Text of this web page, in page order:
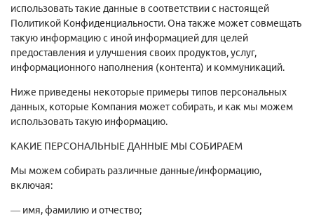
использовать такие данные в соответствии с настоящей
Политикой Конфиденциальности. Она также может совмещать
такую информацию с иной информацией для целей
предоставления и улучшения своих продуктов, услуг,
информационного наполнения (контента) и коммуникаций.
Ниже приведены некоторые примеры типов персональных
данных, которые Компания может собирать, и как мы можем
использовать такую информацию.
КАКИЕ ПЕРСОНАЛЬНЫЕ ДАННЫЕ МЫ СОБИРАЕМ
Мы можем собирать различные данные/информацию,
включая:
— имя, фамилию и отчество;